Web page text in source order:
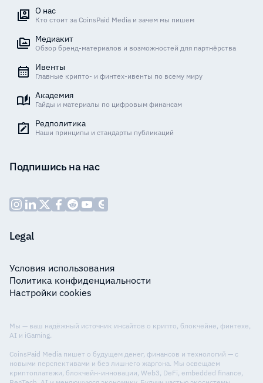
О нас
Кто стоит за CoinsPaid Media и зачем мы пишем
Медиакит
Обзор бренд-материалов и возможностей для партнёрства
Ивенты
Главные крипто- и финтех-ивенты по всему миру
Академия
Гайды и материалы по цифровым финансам
Редполитика
Наши принципы и стандарты публикаций
Подпишись на нас
Legal
Условия использования
Политика конфиденциальности
Настройки cookies
Мы — ваш надёжный источник инсайтов о крипто, блокчейне, финтехе,
AI и iGaming.
CoinsPaid Media пишет о будущем денег, финансов и технологий — с
новыми перспективами и без лишнего жаргона. Мы освещаем
криптоплатежи, блокчейн-инновации, Web3, DeFi, embedded finance,